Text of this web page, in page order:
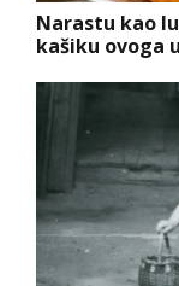
Narastu kao
kašiku ovoga